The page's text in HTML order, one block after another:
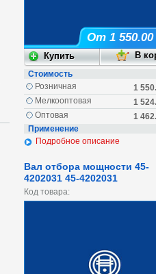
От 1 550.00
Стоимость
1
Розничная
1
Мелкооптовая
1
Оптовая
Применение
Подробное описание
Вал отбора мощности 45-
4202031 45-4202031
Код товара: